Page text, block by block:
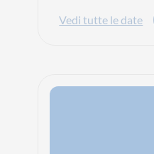
Vedi tutte le date